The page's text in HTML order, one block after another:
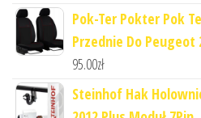
Pok-Ter Pokter Pok
Przednie Do Peugeot
95.00zł
Steinhof Hak